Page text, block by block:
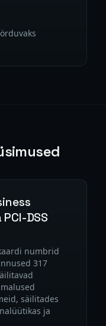
DSS
numbrid
317
säilitades
ja